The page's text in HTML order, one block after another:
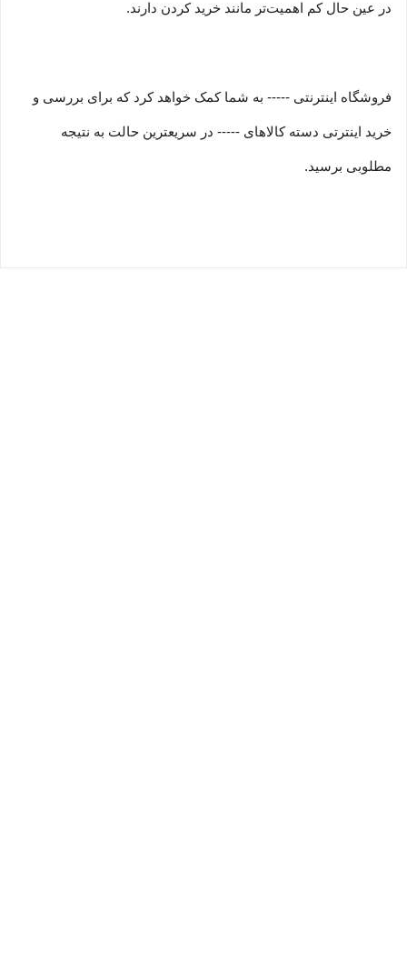
در عین حال کم اهمیت‏‏‏‌تر مانند خرید کردن دارند.
فروشگاه اینترنتی ----- به شما کمک خواهد کرد که برای بررسی و
خرید اینترتی دسته کالاهای ----- در سریعترین حالت به نتیجه
مطلوبی برسید.